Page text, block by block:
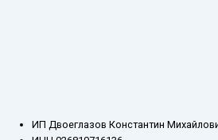
ИП Двоеглазов Константин